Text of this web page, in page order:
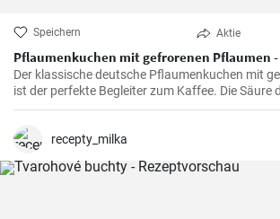
Speichern Aktie
Pflaumenkuchen mit gefrorenen Pflaumen -
Der klassische deutsche Pflaumenkuchen mit
ist der perfekte Begleiter zum Kaffee. Die Säure
kombiniert mit der Süße des Kuchenteigs ergibt
recepty_milka